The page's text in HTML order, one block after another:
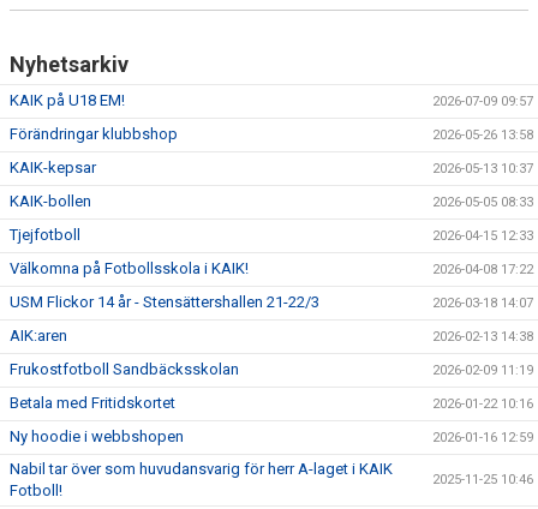
Nyhetsarkiv
KAIK på U18 EM! 2026-07-09 09:57
Förändringar klubbshop 2026-05-26 13:58
KAIK-kepsar 2026-05-13 10:37
KAIK-bollen 2026-05-05 08:33
Tjejfotboll 2026-04-15 12:33
Välkomna på Fotbollsskola i KAIK! 2026-04-08 17:22
USM Flickor 14 år - Stensättershallen 21-22/3 2026-03-18 14:07
AIK:aren 2026-02-13 14:38
Frukostfotboll Sandbäcksskolan 2026-02-09 11:19
Betala med Fritidskortet 2026-01-22 10:16
Ny hoodie i webbshopen 2026-01-16 12:59
Nabil tar över som huvudansvarig för herr A-laget i KAIK
Fotboll!
2025-11-25 10:46